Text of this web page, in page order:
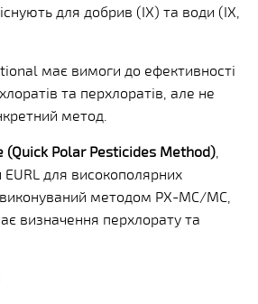
для добрив (ІХ) та води (ІХ,
має вимоги до ефективності
та перхлоратів, але не
метод.
(Quick Polar Pesticides Method)
для високополярних
виконуваний методом РХ-МС/МС,
визначення перхлорату та